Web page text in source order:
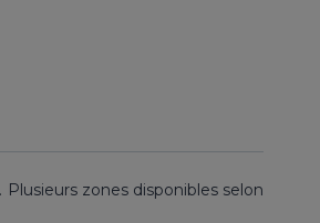
zones disponibles selon